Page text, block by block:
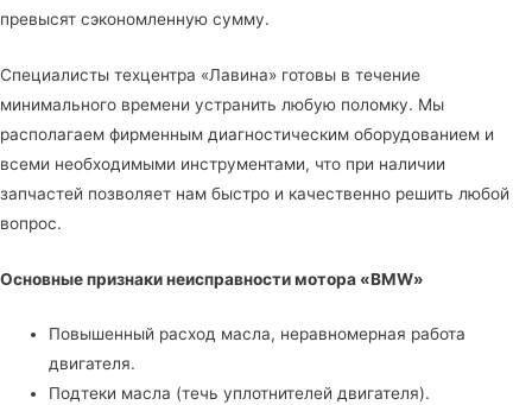
превысят сэкономленную сумму.
Специалисты техцентра «Лавина» готовы в течение
минимального времени устранить любую поломку. Мы
располагаем фирменным диагностическим оборудованием и
всеми необходимыми инструментами, что при наличии
запчастей позволяет нам быстро и качественно решить любой
вопрос.
Основные признаки неисправности мотора «BMW»
Повышенный расход масла, неравномерная работа
двигателя.
Подтеки масла (течь уплотнителей двигателя).